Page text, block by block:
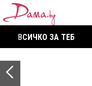
ВСИЧКО ЗА ТЕБ